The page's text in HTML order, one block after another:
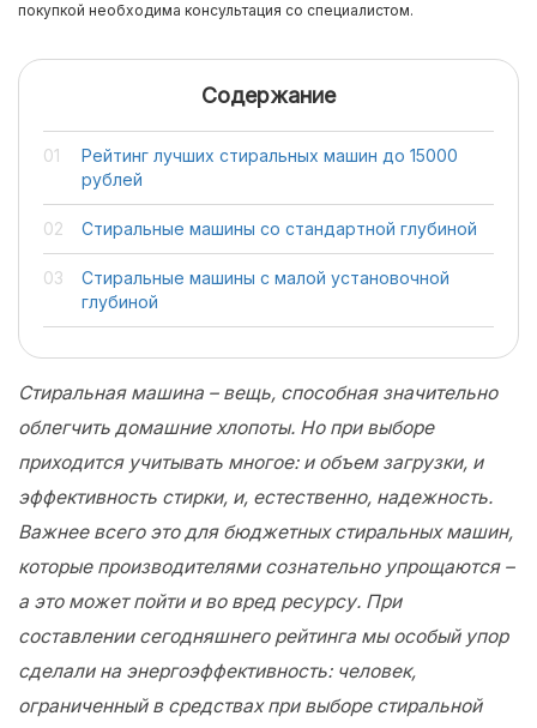
покупкой необходима консультация со специалистом.
Содержание
Рейтинг лучших стиральных машин до 15000
рублей
Стиральные машины со стандартной глубиной
Стиральные машины с малой установочной
глубиной
Стиральная машина – вещь, способная значительно
облегчить домашние хлопоты. Но при выборе
приходится учитывать многое: и объем загрузки, и
эффективность стирки, и, естественно, надежность.
Важнее всего это для бюджетных стиральных машин,
которые производителями сознательно упрощаются –
а это может пойти и во вред ресурсу. При
составлении сегодняшнего рейтинга мы особый упор
сделали на энергоэффективность: человек,
ограниченный в средствах при выборе стиральной